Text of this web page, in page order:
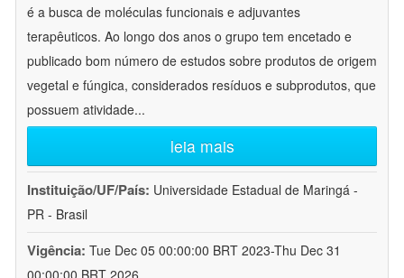
é a busca de moléculas funcionais e adjuvantes
terapêuticos. Ao longo dos anos o grupo tem encetado e
publicado bom número de estudos sobre produtos de origem
vegetal e fúngica, considerados resíduos e subprodutos, que
possuem atividade...
leia mais
Instituição/UF/País: Universidade Estadual de Maringá -
PR - Brasil
Vigência: Tue Dec 05 00:00:00 BRT 2023-Thu Dec 31